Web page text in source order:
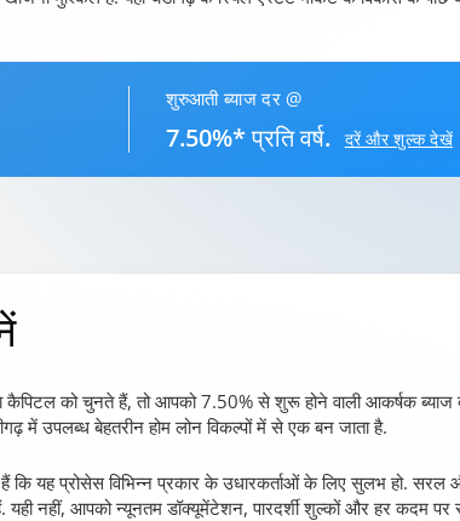
शुरुआती ब्याज दर @
7.50%* प्रति वर्ष. दरें और शुल्क देखें
को चुनते हैं, तो आपको 7.50% से शुरू होने वाली आकर्षक ब्याज
उपलब्ध बेहतरीन होम लोन विकल्पों में से एक बन जाता है.
हैं कि यह प्रोसेस विभिन्न प्रकार के उधारकर्ताओं के लिए सुलभ हो. सरल
नहीं, आपको न्यूनतम डॉक्यूमेंटेशन, पारदर्शी शुल्कों और हर कदम पर